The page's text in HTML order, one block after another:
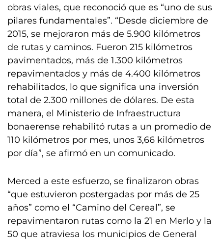
obras viales, que reconoció que es “uno de sus
pilares fundamentales”. “Desde diciembre de
2015, se mejoraron más de 5.900 kilómetros
de rutas y caminos. Fueron 215 kilómetros
pavimentados, más de 1.300 kilómetros
repavimentados y más de 4.400 kilómetros
rehabilitados, lo que significa una inversión
total de 2.300 millones de dólares. De esta
manera, el Ministerio de Infraestructura
bonaerense rehabilitó rutas a un promedio de
110 kilómetros por mes, unos 3,66 kilómetros
por día”, se afirmó en un comunicado.
Merced a este esfuerzo, se finalizaron obras
“que estuvieron postergadas por más de 25
años” como el “Camino del Cereal”, se
repavimentaron rutas como la 21 en Merlo y la
50 que atraviesa los municipios de General